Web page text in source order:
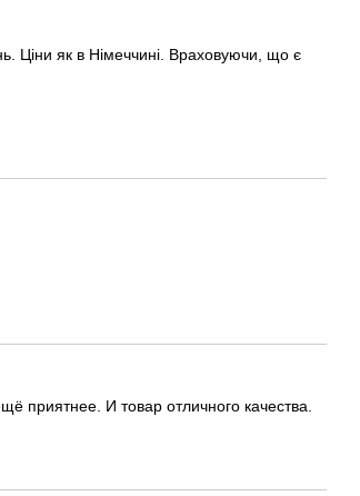
Ціни як в Німеччині. Враховуючи, що є
приятнее. И товар отличного качества.